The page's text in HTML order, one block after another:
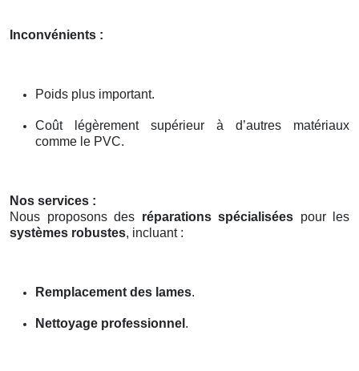
Inconvénients :
Poids plus important.
Coût légèrement supérieur à d’autres matériaux
comme le PVC.
Nos services :
Nous proposons des réparations spécialisées pour les
systèmes robustes, incluant :
Remplacement des lames.
Nettoyage professionnel .